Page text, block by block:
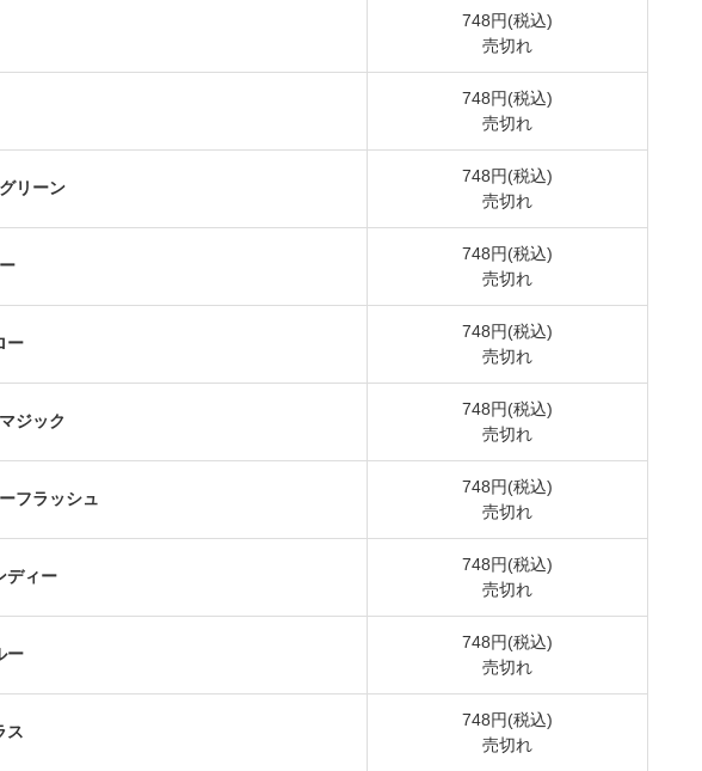
748円(税込)
売切れ
748円(税込)
売切れ
リーン
748円(税込)
売切れ
748円(税込)
売切れ
ー
748円(税込)
売切れ
ジック
748円(税込)
売切れ
フラッシュ
748円(税込)
売切れ
ディー
748円(税込)
売切れ
ー
748円(税込)
売切れ
ス
748円(税込)
売切れ